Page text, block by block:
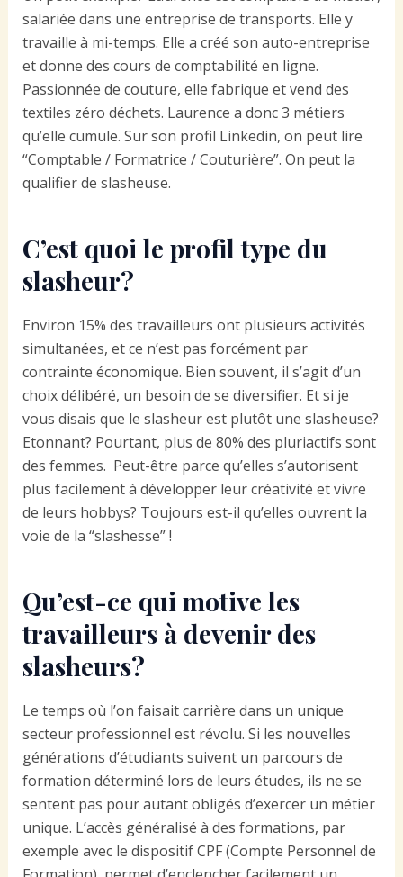
salariée dans une entreprise de transports. Elle y
travaille à mi-temps. Elle a créé son auto-entreprise
et donne des cours de comptabilité en ligne.
Passionnée de couture, elle fabrique et vend des
textiles zéro déchets. Laurence a donc 3 métiers
qu’elle cumule. Sur son profil Linkedin, on peut lire
“Comptable / Formatrice / Couturière”. On peut la
qualifier de slasheuse.
C’est quoi le profil type du
slasheur?
Environ 15% des travailleurs ont plusieurs activités
simultanées, et ce n’est pas forcément par
contrainte économique. Bien souvent, il s’agit d’un
choix délibéré, un besoin de se diversifier. Et si je
vous disais que le slasheur est plutôt une slasheuse?
Etonnant? Pourtant, plus de 80% des pluriactifs sont
des femmes. Peut-être parce qu’elles s’autorisent
plus facilement à développer leur créativité et vivre
de leurs hobbys? Toujours est-il qu’elles ouvrent la
voie de la “slashesse” !
Qu’est-ce qui motive les
travailleurs à devenir des
slasheurs?
Le temps où l’on faisait carrière dans un unique
secteur professionnel est révolu. Si les nouvelles
générations d’étudiants suivent un parcours de
formation déterminé lors de leurs études, ils ne se
sentent pas pour autant obligés d’exercer un métier
unique. L’accès généralisé à des formations, par
exemple avec le dispositif CPF (Compte Personnel de